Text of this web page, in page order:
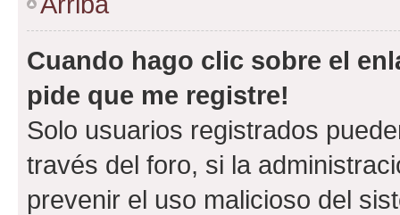
Cuando hago clic sobre el
pide que me registre!
Solo usuarios registrados
través del foro, si la
prevenir el uso malicioso del